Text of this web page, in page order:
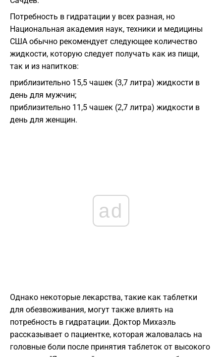
Потребность в гидратации у всех разная, но
Национальная академия наук, техники и медицины
США обычно рекомендует следующее количество
жидкости, которую следует получать как из пищи,
так и из напитков:
приблизительно 15,5 чашек (3,7 литра) жидкости в
день для мужчин;
приблизительно 11,5 чашек (2,7 литра) жидкости в
день для женщин.
ad
Однако некоторые лекарства, такие как таблетки
для обезвоживания, могут также влиять на
потребность в гидратации. Доктор Михаэль
рассказывает о пациентке, которая жаловалась на
головные боли после принятия таблеток от высокого